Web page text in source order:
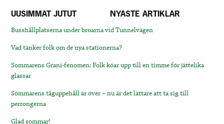
UUSIMMAT JUTUT NYASTE ARTIKLAR
Busshållplatserna under broarna vid Tunnelvägen
Vad tänker folk om de nya stationerna?
Sommarens Grani-fenomen: Folk köar upp till en timme för jättelika
glassar
Sommarens tåguppehåll är över – nu är det lättare att ta sig till
perrongerna
Glad sommar!